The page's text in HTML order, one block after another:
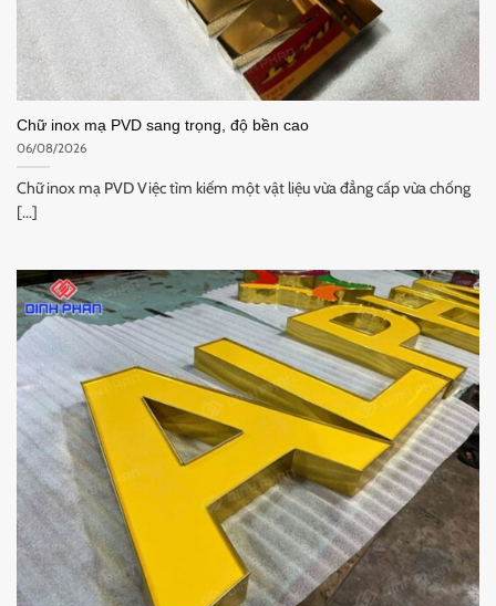
Chữ inox mạ PVD sang trọng, độ bền cao
06/08/2026
Chữ inox mạ PVD Việc tìm kiếm một vật liệu vừa đẳng cấp vừa chống
[...]